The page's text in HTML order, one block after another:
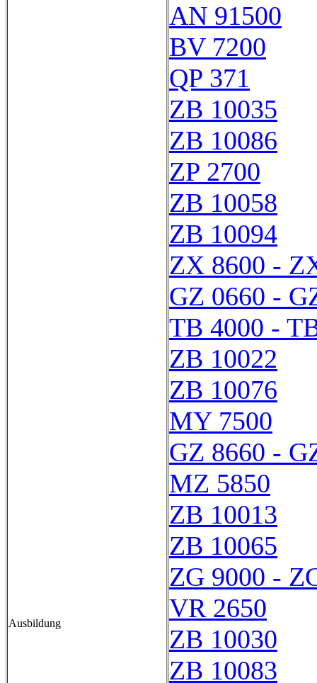
Ausbildung
AN 91500
BV 7200
QP 371
ZB 10035
ZB 10086
ZP 2700
ZB 10058
ZB 10094
ZX 8600 -
GZ 0660 -
TB 4000 -
ZB 10022
ZB 10076
MY 7500
GZ 8660 -
MZ 5850
ZB 10013
ZB 10065
ZG 9000 -
VR 2650
ZB 10030
ZB 10083